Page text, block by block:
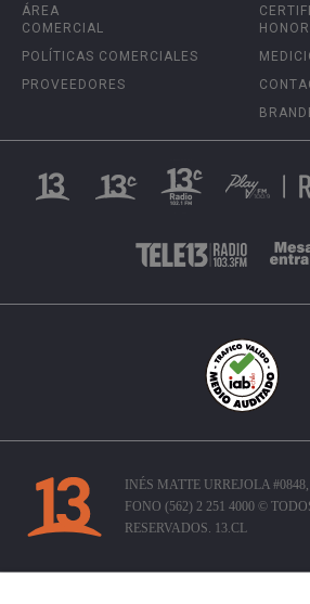
ÁREA
COMERCIAL
POLÍTICAS COMERCIALES
PROVEEDORES
INÉS MATTE URREJOLA
FONO (562) 2 251 4000 ©
RESERVADOS. 13.CL